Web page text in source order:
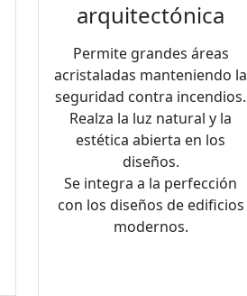
arquitectónica
Permite grandes áreas
acristaladas manteniendo la
seguridad contra incendios.
Realza la luz natural y la
estética abierta en los
diseños.
Se integra a la perfección
con los diseños de edificios
modernos.